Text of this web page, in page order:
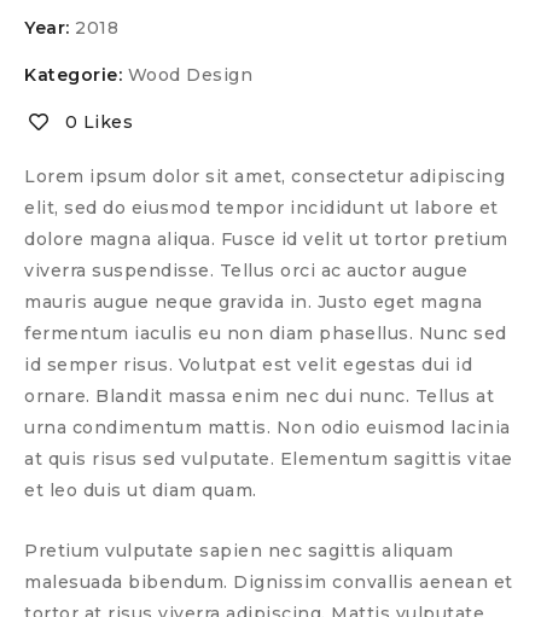
Year: 2018
Kategorie: Wood Design
0 Likes
Lorem ipsum dolor sit amet, consectetur adipiscing
elit, sed do eiusmod tempor incididunt ut labore et
dolore magna aliqua. Fusce id velit ut tortor pretium
viverra suspendisse. Tellus orci ac auctor augue
mauris augue neque gravida in. Justo eget magna
fermentum iaculis eu non diam phasellus. Nunc sed
id semper risus. Volutpat est velit egestas dui id
ornare. Blandit massa enim nec dui nunc. Tellus at
urna condimentum mattis. Non odio euismod lacinia
at quis risus sed vulputate. Elementum sagittis vitae
et leo duis ut diam quam.
Pretium vulputate sapien nec sagittis aliquam
malesuada bibendum. Dignissim convallis aenean et